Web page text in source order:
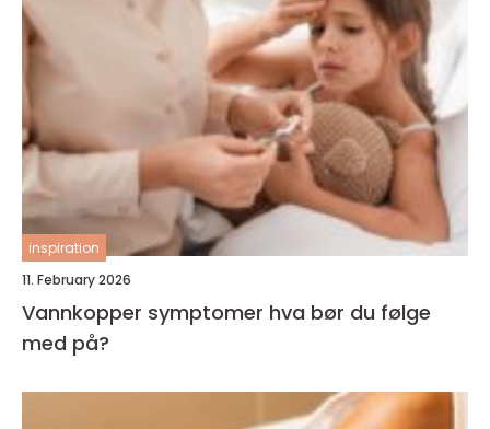
inspiration
11. February 2026
Vannkopper symptomer hva bør du følge
med på?